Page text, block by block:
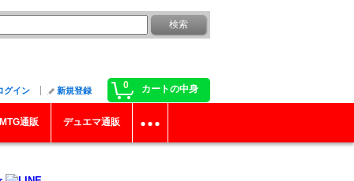
0 カートの中身
グイン 新規登録
MTG通販 デュエマ通販